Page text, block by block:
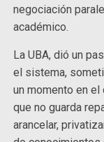
negociación
académico.
La UBA, dió un
el sistema,
un momento en
que no guarda
arancelar,